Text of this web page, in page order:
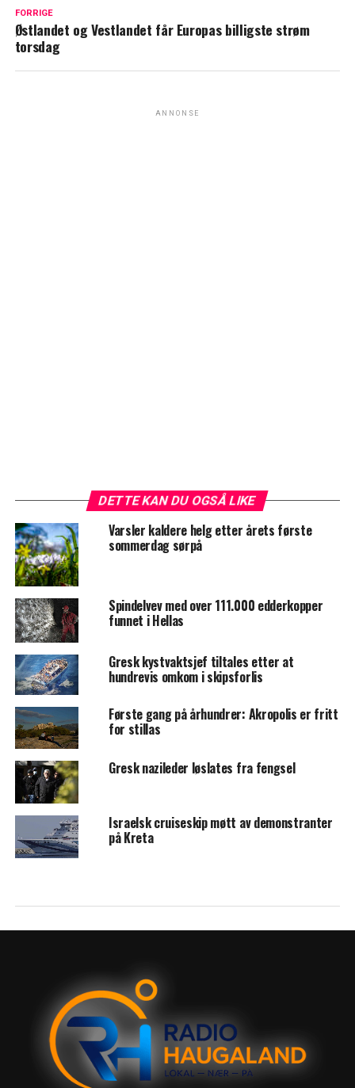
FORRIGE
Østlandet og Vestlandet får Europas billigste strøm
torsdag
ANNONSE
DETTE KAN DU OGSÅ LIKE
Varsler kaldere helg etter årets første
sommerdag sørpå
Spindelvev med over 111.000 edderkopper
funnet i Hellas
Gresk kystvaktsjef tiltales etter at
hundrevis omkom i skipsforlis
Første gang på århundrer: Akropolis er fritt
for stillas
Gresk nazileder løslates fra fengsel
Israelsk cruiseskip møtt av demonstranter
på Kreta